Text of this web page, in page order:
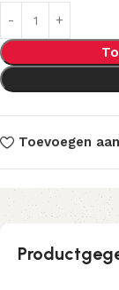
Toevoegen